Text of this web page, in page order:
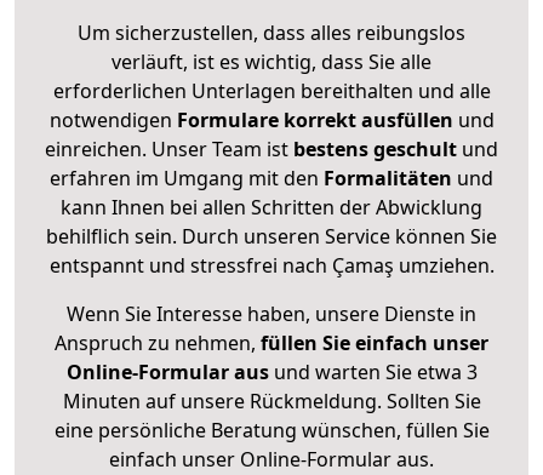
Um sicherzustellen, dass alles reibungslos
verläuft, ist es wichtig, dass Sie alle
erforderlichen Unterlagen bereithalten und alle
notwendigen Formulare korrekt ausfüllen und
einreichen. Unser Team ist bestens geschult und
erfahren im Umgang mit den Formalitäten und
kann Ihnen bei allen Schritten der Abwicklung
behilflich sein. Durch unseren Service können Sie
entspannt und stressfrei nach Çamaş umziehen.
Wenn Sie Interesse haben, unsere Dienste in
Anspruch zu nehmen, füllen Sie einfach unser
Online-Formular ausund warten Sie etwa 3
Minuten auf unsere Rückmeldung. Sollten Sie
eine persönliche Beratung wünschen, füllen Sie
einfach unser Online-Formular aus.